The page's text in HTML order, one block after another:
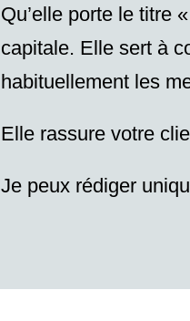
Qu’elle porte le titre
capitale. Elle sert à
habituellement les
Elle rassure votre
Je peux rédiger